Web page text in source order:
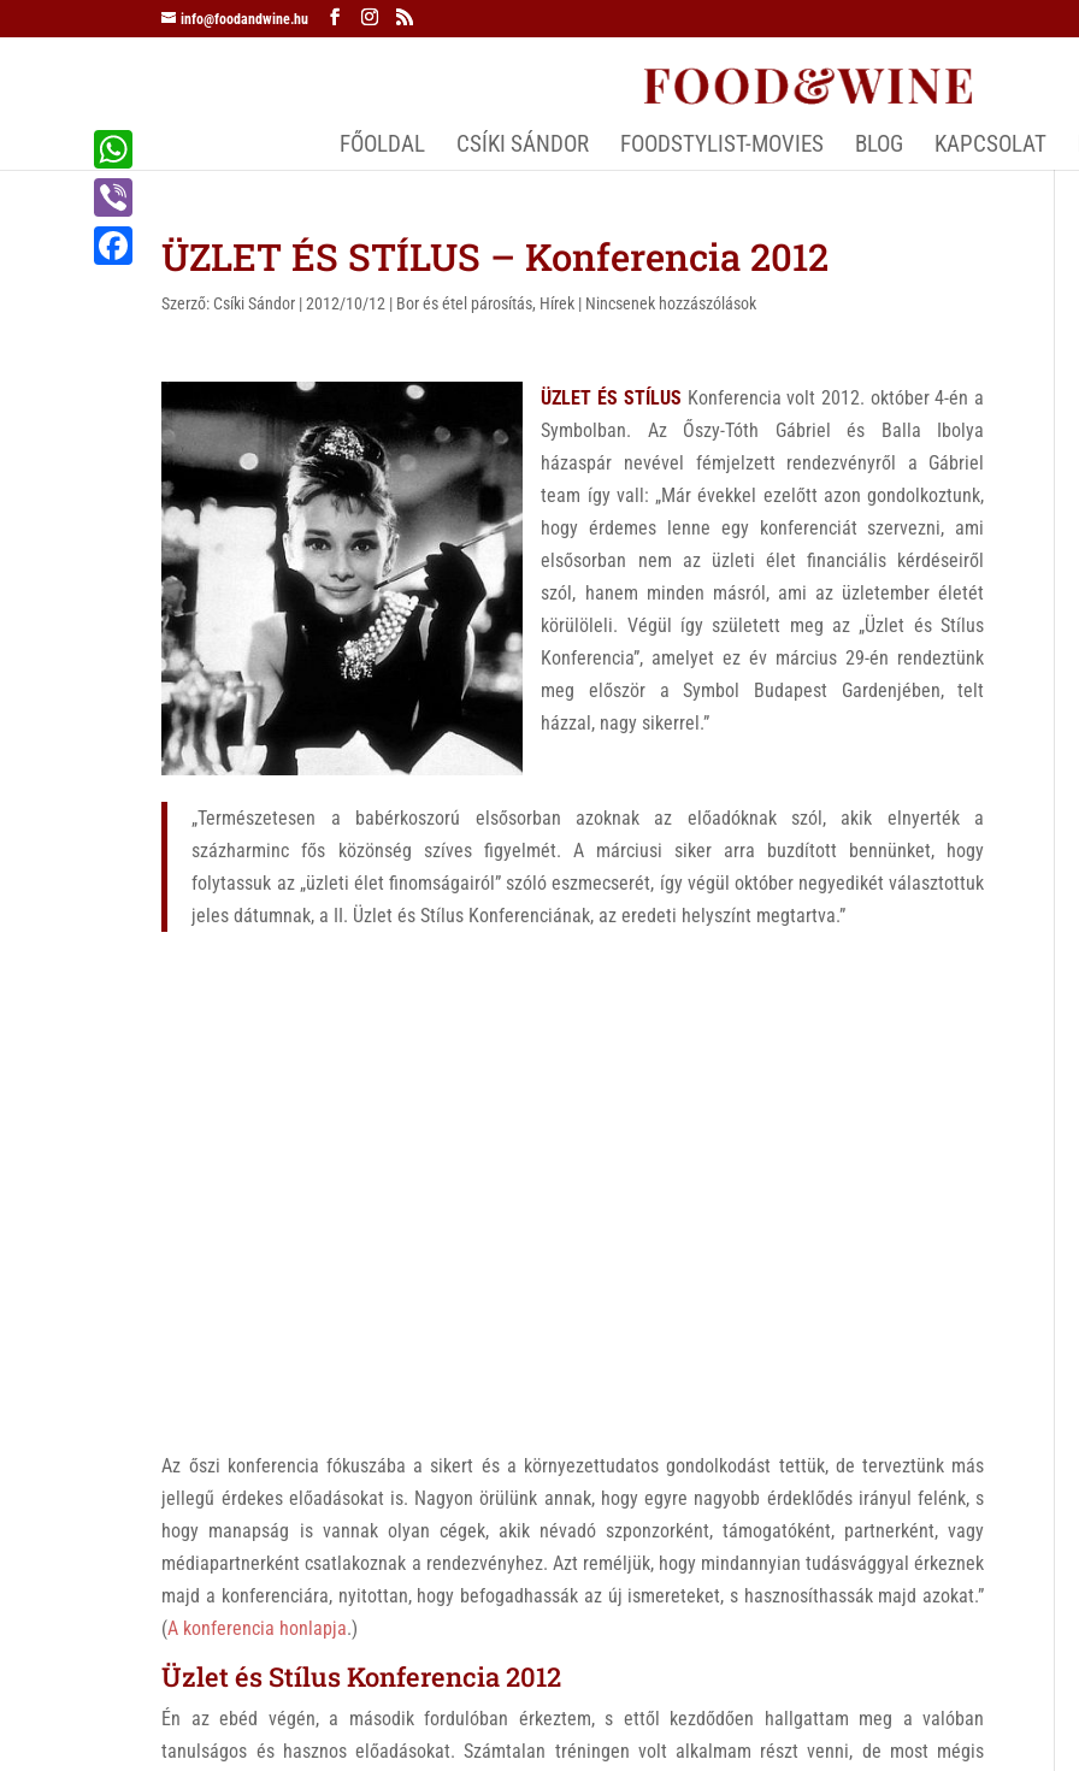
info@foodandwine.hu
FŐOLDAL CSÍKI SÁNDOR FOODSTYLIST-MOVIES BLOG KAPCSOLAT
ÜZLET ÉS STÍLUS – Konferencia 2012
Szerző: Csíki Sándor |2012/10/12 | Bor és étel párosítás, Hírek | Nincsenek hozzászólások
ÜZLET ÉS STÍLUS Konferencia volt 2012. október 4-én a
Symbolban. Az Őszy-Tóth Gábriel és Balla Ibolya
házaspár nevével fémjelzett rendezvényről a Gábriel
team így vall: „Már évekkel ezelőtt azon gondolkoztunk,
hogy érdemes lenne egy konferenciát szervezni, ami
elsősorban nem az üzleti élet financiális kérdéseiről
szól, hanem minden másról, ami az üzletember életét
körülöleli. Végül így született meg az „Üzlet és Stílus
Konferencia”, amelyet ez év március 29-én rendeztünk
meg először a Symbol Budapest Gardenjében, telt
házzal, nagy sikerrel.”
„Természetesen a babérkoszorú elsősorban azoknak az előadóknak szól, akik elnyerték a
százharminc fős közönség szíves figyelmét. A márciusi siker arra buzdított bennünket, hogy
folytassuk az „üzleti élet finomságairól” szóló eszmecserét, így végül október negyedikét választottuk
jeles dátumnak, a II. Üzlet és Stílus Konferenciának, az eredeti helyszínt megtartva.”
Az őszi konferencia fókuszába a sikert és a környezettudatos gondolkodást tettük, de terveztünk más
jellegű érdekes előadásokat is. Nagyon örülünk annak, hogy egyre nagyobb érdeklődés irányul felénk, s
hogy manapság is vannak olyan cégek, akik névadó szponzorként, támogatóként, partnerként, vagy
médiapartnerként csatlakoznak a rendezvényhez. Azt reméljük, hogy mindannyian tudásvággyal érkeznek
majd a konferenciára, nyitottan, hogy befogadhassák az új ismereteket, s hasznosíthassák majd azokat.”
(A konferencia honlapja.)
Üzlet és Stílus Konferencia 2012
Én az ebéd végén, a második fordulóban érkeztem, s ettől kezdődően hallgattam meg a valóban
tanulságos és hasznos előadásokat. Számtalan tréningen volt alkalmam részt venni, de most mégis
W
h
a
V